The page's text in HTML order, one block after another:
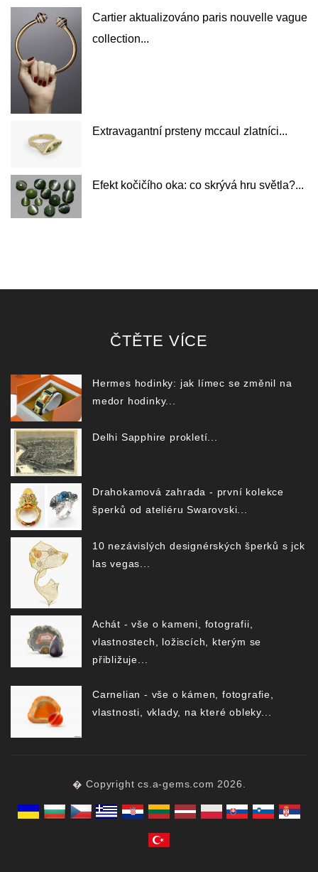
Cartier aktualizováno paris nouvelle vague
collection...
Extravagantní prsteny mccaul zlatníci...
Efekt kočičího oka: co skrývá hru světla?...
ČTĚTE VÍCE
Hermes hodinky: jak límec se změnil na
medor hodinky...
Delhi Sapphire prokletí...
Drahokamová zahrada - první kolekce
šperků od ateliéru Swarovski...
10 nezávislých designérských šperků s jck
las vegas...
Achát - vše o kameni, fotografii,
vlastnostech, ložiscích, kterým se
přibližuje...
Carnelian - vše o kámen, fotografie,
vlastnosti, vklady, na které obleky...
� Copyright cs.a-gems.com 2026.